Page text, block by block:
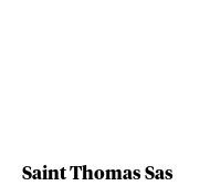
Saint Thomas Sas